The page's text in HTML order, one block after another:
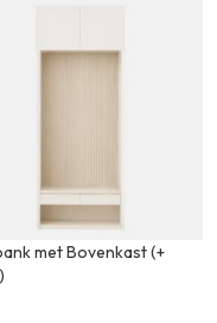
met Bovenkast (+